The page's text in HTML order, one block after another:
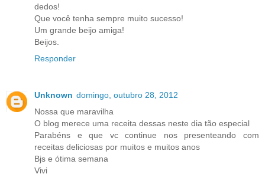
dedos!
Que você tenha sempre muito sucesso!
Um grande beijo amiga!
Beijos.
Responder
Unknown domingo, outubro 28, 2012
Nossa que maravilha
O blog merece uma receita dessas neste dia tão especial
Parabéns e que vc continue nos presenteando com
receitas deliciosas por muitos e muitos anos
Bjs e ótima semana
Vivi